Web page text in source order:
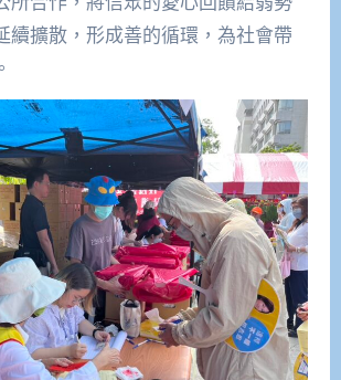
續擴散，形成善的循環，為社會帶